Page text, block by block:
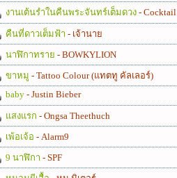
งานเต้นรำในคืนพระจันทร์เต็มดวง - Cocktail
คืนที่ดาวเต็มฟ้า - เจ้านาย
นาฬิกาทราย - BOWKYLION
ขาหมู - Tattoo Colour (แทตทู คัลเลอร์)
baby - Justin Bieber
แสงแรก - Ongsa Theethuch
เพ้อเจ้อ - Alarm9
9 นาฬิกา - SPF